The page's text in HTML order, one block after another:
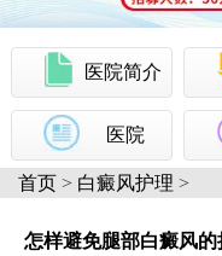
医院简介
医院
首页 > 白癜风护理 >
怎样避免腿部白癜风的